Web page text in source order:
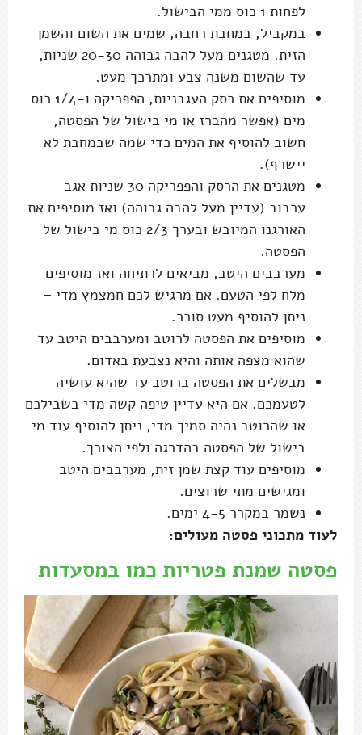
לפחות 1 כוס ממי הבישול.
במקביל, במחבת רחבה, שמים את השום והשמן
הזית. מטגנים מעל להבה גבוהה 20-30 שניות,
עד שהשום משנה צבע ומתרכך מעט.
מוסיפים את רסק העגבניות, הפפריקה ו-1/4 כוס
מים (אפשר מהברז או מי בישול של הפסטה,
חשוב להוסיף את המים כדי שמה שבמחבת לא
יישרף).
מטגנים את הרסק והפפריקה 30 שניות אגב
ערבוב (עדיין מעל להבה גבוהה) ואז מוסיפים את
האורגנו המיובש ובערך 2/3 כוס מי בישול של
הפסטה.
מערבבים היטב, מביאים לרתיחה ואז מוסיפים
מלח לפי הטעם. אם מרגיש לכם חמצמץ מדי –
ניתן להוסיף מעט סוכר.
מוסיפים את הפסטה לרוטב ומערבבים היטב עד
שהוא מצפה אותה והיא נצבעת באדום.
מבשלים את הפסטה ברוטב עד שהיא עושיה
לטעמכם. אם היא עדיין טיפה קשה מדי בשבילכם
או שהרוטב נהיה סמיך מדי, ניתן להוסיף עוד מי
בישול של הפסטה בהדרגה ולפי הצורך.
מוסיפים עוד קצת שמן זית, מערבבים היטב
ומגישים מתי שרוצים.
נשמר במקרר 4-5 ימים.
לעוד מתכוני פסטה מעולים:
פסטה שמנת פטריות כמו במסעדות